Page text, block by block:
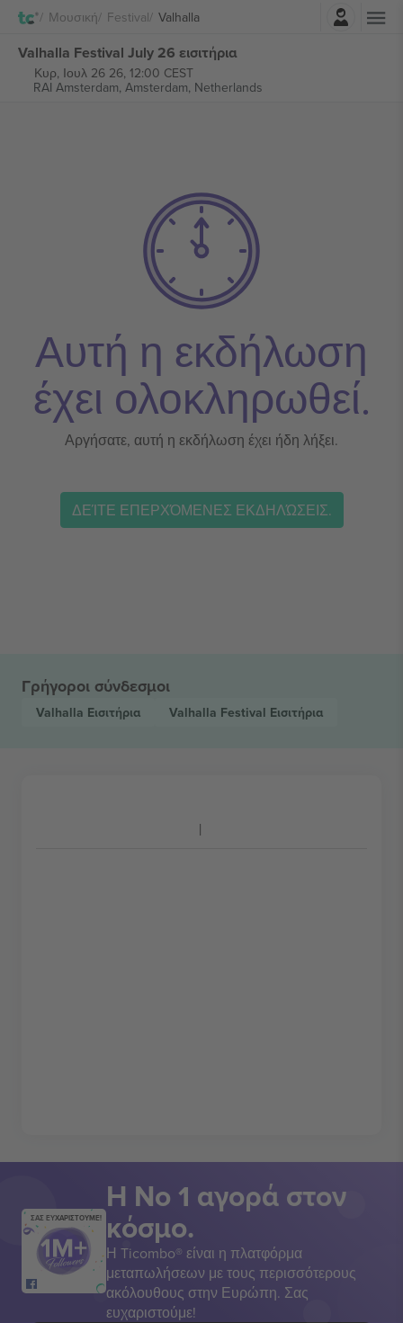
Μουσική Festival Valhalla
Valhalla Festival July 26 εισιτήρια
Κυρ, Ιουλ 26 26, 12:00 CEST
RAI Amsterdam, Amsterdam, Netherlands
Αυτή η εκδήλωση
έχει ολοκληρωθεί.
Αργήσατε, αυτή η εκδήλωση έχει ήδη λήξει.
ΔΕΊΤΕ ΕΠΕΡΧΌΜΕΝΕΣ ΕΚΔΗΛΏΣΕΙΣ.
Γρήγοροι σύνδεσμοι
Valhalla Εισιτήρια Valhalla Festival Εισιτήρια
ΣΑΣ ΕΥΧΑΡΙΣΤΟΥΜΕ!
Η Νο 1 αγορά στον
κόσμο.
Η Ticombo® είναι η πλατφόρμα
μεταπωλήσεων με τους περισσότερους
ακόλουθους στην Ευρώπη. Σας
ευχαριστούμε!